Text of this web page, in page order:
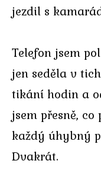
jezdil s
Telefon jsem
jen seděla v
tikání hodin a
jsem přesně,
každý úhybný
Dvakrát.